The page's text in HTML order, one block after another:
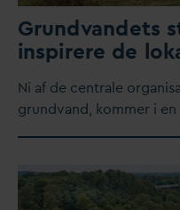
Grundvandets
inspirere de
​Ni af de centrale
grundvand, kommer i